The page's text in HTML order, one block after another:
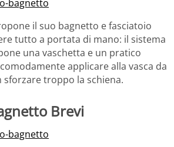
il suo bagnetto e fasciatoio
tutto a portata di mano: il sistema
una vaschetta e un pratico
applicare alla vasca da
sforzare troppo la schiena.
Brevi